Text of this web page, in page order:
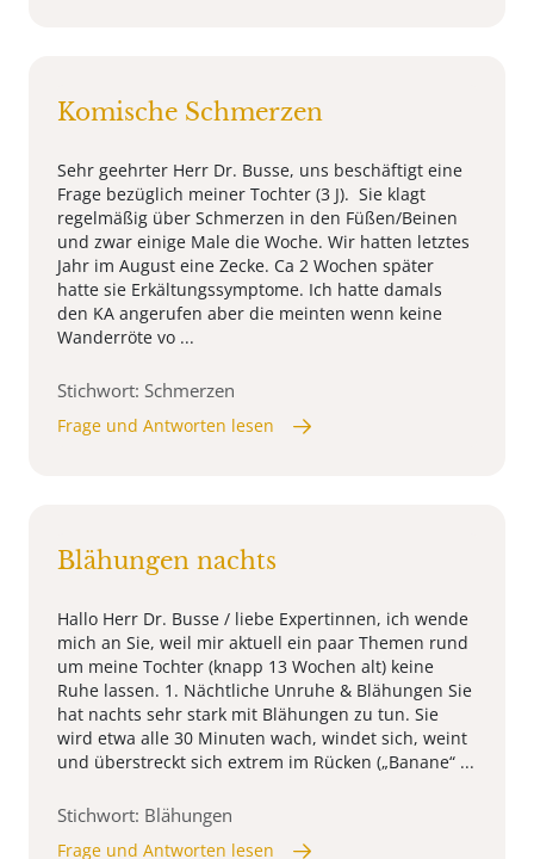
Komische Schmerzen
Sehr geehrter Herr Dr. Busse, uns beschäftigt eine
Frage bezüglich meiner Tochter (3 J). Sie klagt
regelmäßig über Schmerzen in den Füßen/Beinen
und zwar einige Male die Woche. Wir hatten letztes
Jahr im August eine Zecke. Ca 2 Wochen später
hatte sie Erkältungssymptome. Ich hatte damals
den KA angerufen aber die meinten wenn keine
Wanderröte vo ...
Stichwort: Schmerzen
Frage und Antworten lesen
Blähungen nachts
Hallo Herr Dr. Busse / liebe Expertinnen, ich wende
mich an Sie, weil mir aktuell ein paar Themen rund
um meine Tochter (knapp 13 Wochen alt) keine
Ruhe lassen. 1. Nächtliche Unruhe & Blähungen Sie
hat nachts sehr stark mit Blähungen zu tun. Sie
wird etwa alle 30 Minuten wach, windet sich, weint
und überstreckt sich extrem im Rücken („Banane“ ...
Stichwort: Blähungen
Frage und Antworten lesen